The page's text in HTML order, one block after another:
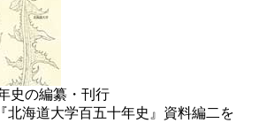
史の編纂・刊行
大学百五十年史』資料編二を